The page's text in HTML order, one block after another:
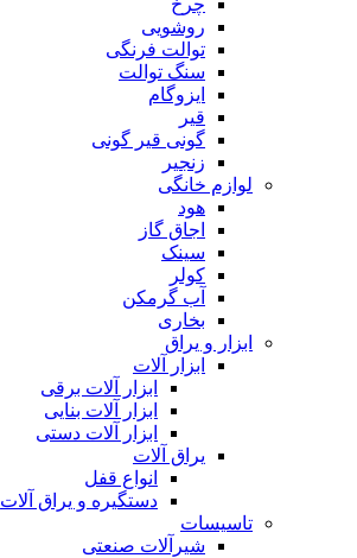
چرخ
روشویی
توالت فرنگی
سنگ توالت
ایزوگام
قیر
گونی قیر گونی
زنجیر
لوازم خانگی
هود
اجاق گاز
سینک
کولر
آب گرمکن
بخاری
ابزار و یراق
ابزار آلات
ابزار آلات برقی
ابزار آلات بنایی
ابزار آلات دستی
یراق آلات
انواع قفل
دستگیره و یراق آلات
تاسیسات
شیرآلات صنعتی